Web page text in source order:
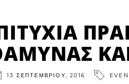
13 ΣΕΠΤΕΜΒΡΊΟΥ, 2016